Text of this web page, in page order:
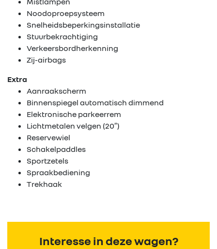
Stock wagens
Rema
Carrosserie
Nieuws
Noodoproepsysteem
Snelheidsbeperkingsinstallatie
Stuurbekrachtiging
Verkeersbordherkenning
Zij-airbags
Extra
Aanraakscherm
Binnenspiegel automatisch dimmend
Elektronische parkeerrem
Lichtmetalen velgen (20″)
Reservewiel
Schakelpaddles
Sportzetels
Spraakbediening
Trekhaak
Interesse in deze wagen?